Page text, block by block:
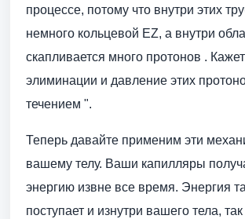
процессе, потому что внутри этих
немного кольцевой EZ, а внутри
скапливается много протонов .
элиминации и давление этих
течением ".
Теперь давайте применим эти
вашему телу. Ваши капилляры
энергию извне все время. Энергия
поступает и изнутри вашего тела, так